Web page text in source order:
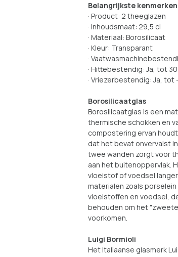
Belangrijkste
· Product: 2 theeglazen
· Inhoudsmaat: 29,5 cl
· Materiaal: Borosilicaat
· Kleur: Transparant
·
· Hittebestendig: Ja, tot
· Vriezerbestendig: Ja,
Borosilicaatglas
Borosilicaatglas is een
thermische schokken en
compostering ervan
dat het bevat onvervalst
twee wanden zorgt voor
aan het buitenoppervlak.
vloeistof of voedsel
materialen zoals
vloeistoffen en voedsel,
behouden om het
voorkomen.
Luigi Bormioli
Het Italiaanse glasmerk